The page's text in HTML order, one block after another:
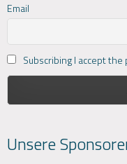
Email
Subscribing I accept
Unsere